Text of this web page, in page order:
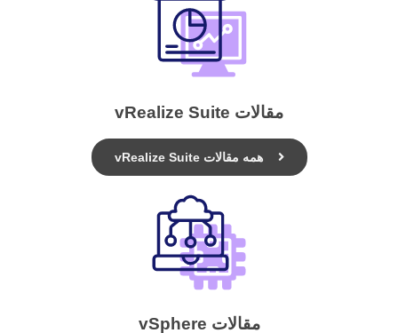
مقالات vRealize Suite
همه مقالات vRealize Suite
مقالات vSphere